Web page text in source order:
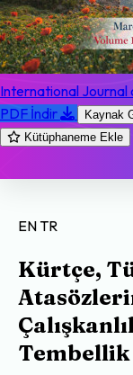
International Journal
PDF İndir
Kaynak
Kütüphaneme Ekle
ENTR
Kürtçe,